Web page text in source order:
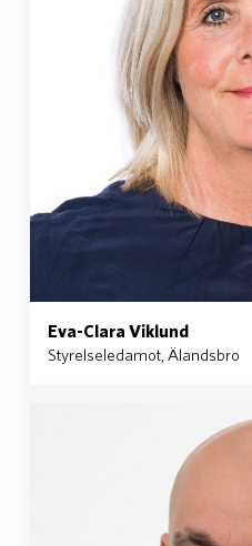
Eva-Clara Viklund
Styrelseledamot, Älandsbro